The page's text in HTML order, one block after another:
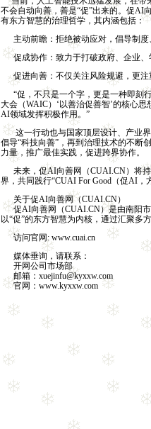
不会自动向善，善是“促”出来的。促AI
有东方智慧的治理哲学，其内涵包括：
主动前瞻：拒绝被动应对，倡导制度
促成协作：致力于打破政府、企业、
促进向善：不仅关注风险规避，更注
“促，不只是一个字，更是一种即刻
大会（WAIC）‘以善治促善智’的核心
AI领域发挥积极作用。”
这一行动也与国家顶层设计、产业界
倡导“科技向善”，再到治理技术的不断
力量，推广最佳实践，促进跨界协作。
未来，促AI向善网（CUAI.CN）将持
界，共同践行“CUAI For Good（促AI，
关于促AI向善网（CUAI.CN）
促AI向善网（CUAI.CN）是由南阳市
以“促”的东方智慧为内核，通过汇聚多
访问官网:www.cuai.cn
媒体垂询，请联系：
开网公司市场部
邮箱：xuejinfu@kyxxw.com
官网：www.kyxxw.com